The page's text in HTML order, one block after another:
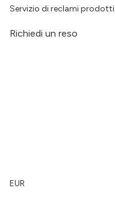
Servizio di reclami prodotti
Richiedi un reso
EUR